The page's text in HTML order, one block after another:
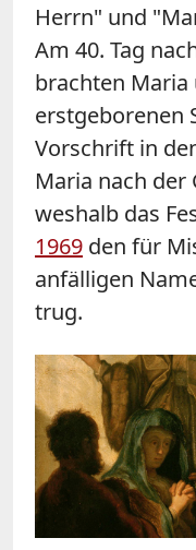
Herrn" und
Am 40. Tag
brachten Maria
erstgeborenen
Vorschrift in
Maria nach der
weshalb das
1969 den für
anfälligen
trug.